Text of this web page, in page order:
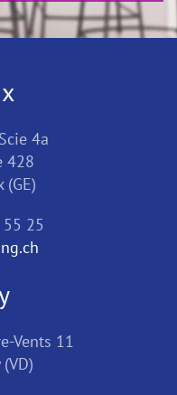
4a
428
(GE)
25
Vents 11